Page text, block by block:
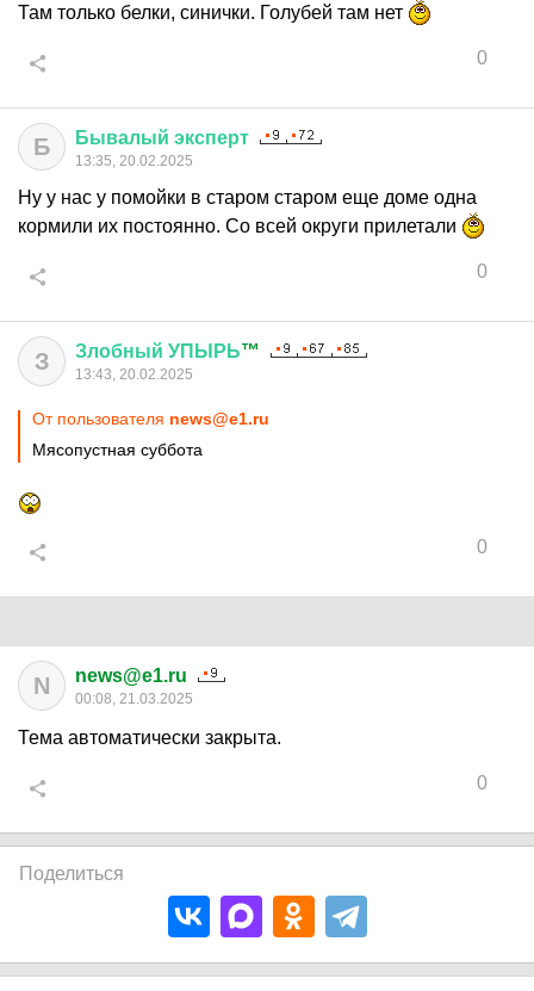
Там только белки, синички. Голубей там нет
0
Б Бывалый эксперт
13:35, 20.02.2025
Ну у нас у помойки в старом старом еще доме одна
кормили их постоянно. Со всей округи прилетали
0
З Злобный УПЫРЬ™
13:43, 20.02.2025
От пользователя news@e1.ru
Мясопустная суббота
0
N news@e1.ru
00:08, 21.03.2025
Тема автоматически закрыта.
0
Поделиться